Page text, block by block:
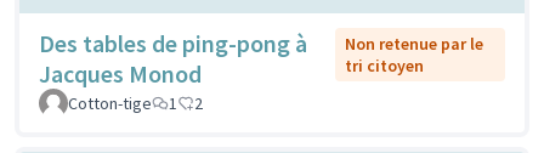
Des tables de ping-pong à
Jacques Monod
Non retenue par le
tri citoyen
Cotton-tige
1 2